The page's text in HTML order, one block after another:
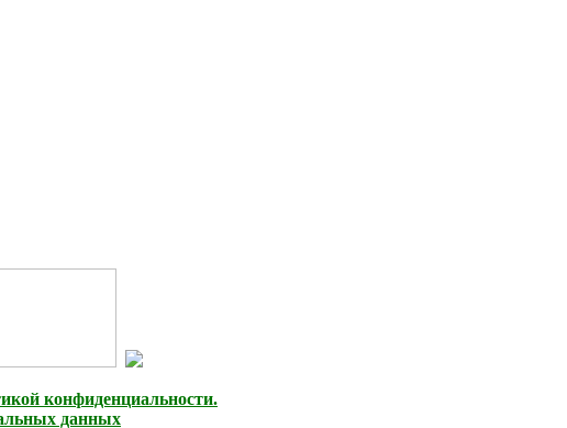
конфиденциальности.
данных